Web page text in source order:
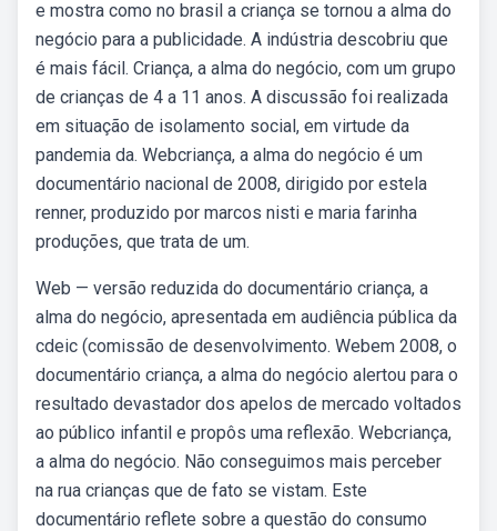
e mostra como no brasil a criança se tornou a alma do
negócio para a publicidade. A indústria descobriu que
é mais fácil. Criança, a alma do negócio, com um grupo
de crianças de 4 a 11 anos. A discussão foi realizada
em situação de isolamento social, em virtude da
pandemia da. Webcriança, a alma do negócio é um
documentário nacional de 2008, dirigido por estela
renner, produzido por marcos nisti e maria farinha
produções, que trata de um.
Web — versão reduzida do documentário criança, a
alma do negócio, apresentada em audiência pública da
cdeic (comissão de desenvolvimento. Webem 2008, o
documentário criança, a alma do negócio alertou para o
resultado devastador dos apelos de mercado voltados
ao público infantil e propôs uma reflexão. Webcriança,
a alma do negócio. Não conseguimos mais perceber
na rua crianças que de fato se vistam. Este
documentário reflete sobre a questão do consumo